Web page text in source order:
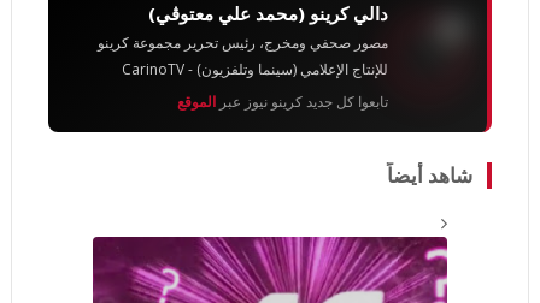
دالي كرينو (محمد علي معتوڨي)
مصور صحفي ومخرج، رئيس تحرير مجموعة كرينو
للإنتاج الإعلامي (سينما وتلفزيون) - CarinoTV
تابعوا كل جديد كرينو نيوز عبر الموقع
شاهد أيضاً